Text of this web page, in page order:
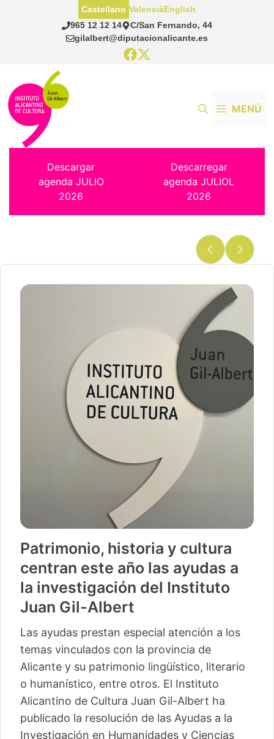
965 12 12 14
C/San Fernando, 44
gilalbert@diputacionalicante.es
Castellano ValenciàEnglish
MENÚ
Descargar
agenda JULIO
2026
Descarregar
agenda JULIOL
2026
Patrimonio, historia y cultura
centran este año las ayudas a
la investigación del Instituto
Juan Gil-Albert
Las ayudas prestan especial atención a los
temas vinculados con la provincia de
Alicante y su patrimonio lingüístico, literario
o humanístico, entre otros. El Instituto
Alicantino de Cultura Juan Gil-Albert ha
publicado la resolución de las Ayudas a la
Investigación en Humanidades y Ciencias